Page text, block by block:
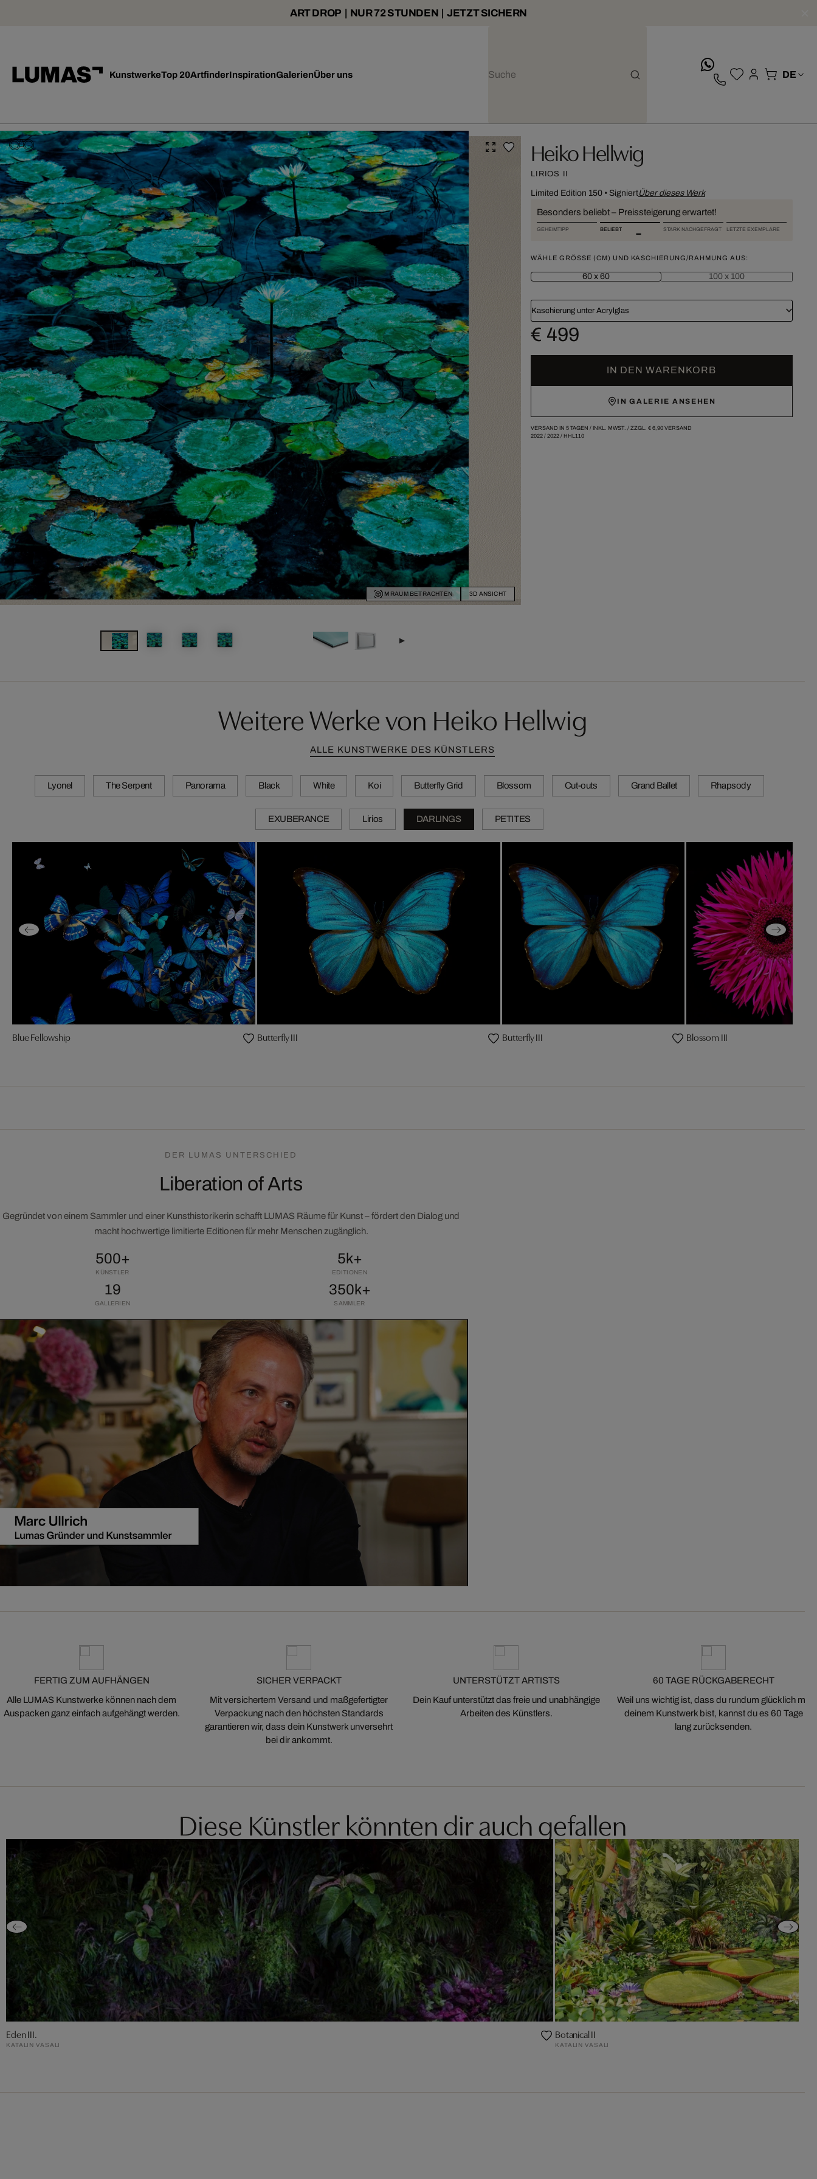
ART DROP | NUR 72 STUNDEN | JETZT SICHERN
KunstwerkeTop 20ArtfinderInspirationGalerienÜber uns
IM RAUM BETRACHTEN 3D ANSICHT
Heiko Hellwig
LIRIOS II
Limited Edition 150• SigniertÜber dieses Werk
Besonders beliebt – Preissteigerung erwartet!
GEHEIMTIPP BELIEBT STARK NACHGEFRAGT LETZTE EXEMPLARE
WÄHLE GRÖSSE (CM) UND KASCHIERUNG/RAHMUNG AUS:
60 x 60 100 x 100
Kaschierung unter Acrylglas
€ 499
IN DEN WARENKORB
IN GALERIE ANSEHEN
VERSAND IN 5 TAGEN / INKL. MWST. / ZZGL. € 6,90VERSAND
2022/ 2022/ HHL110
Weitere Werke von Heiko Hellwig
ALLE KUNSTWERKE DES KÜNSTLERS
Lyonel The Serpent Panorama Black White Koi Butterfly Grid Blossom Cut-outs Grand Ballet Rhapsody
EXUBERANCE Lirios DARLINGS PETITES
Blue Fellowship Butterfly III Butterfly III Blossom III
DER LUMAS UNTERSCHIED
Liberation of Arts
Gegründet von einem Sammler und einer Kunsthistorikerin schafft LUMAS Räume für Kunst – fördert den Dialog und
macht hochwertige limitierte Editionen für mehr Menschen zugänglich.
500+
KÜNSTLER
5k+
EDITIONEN
19
GALLERIEN
350k+
SAMMLER
FERTIG ZUM AUFHÄNGEN
Alle LUMAS Kunstwerke können nach dem
Auspacken ganz einfach aufgehängt werden.
SICHER VERPACKT
Mit versichertem Versand und maßgefertigter
Verpackung nach den höchsten Standards
garantieren wir, dass dein Kunstwerk unversehrt
bei dir ankommt.
UNTERSTÜTZT ARTISTS
Dein Kauf unterstützt das freie und unabhängige
Arbeiten des Künstlers.
60 TAGE RÜCKGABERECHT
Weil uns wichtig ist, dass du rundum glücklich mit
deinem Kunstwerk bist, kannst du es 60 Tage
lang zurücksenden.
Diese Künstler könnten dir auch gefallen
Eden III.
KATALIN VASALI
Botanical II
KATALIN VASALI